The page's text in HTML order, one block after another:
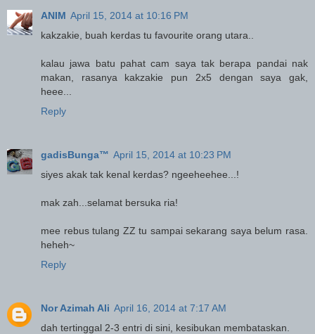
ANIM April 15, 2014 at 10:16 PM
kakzakie, buah kerdas tu favourite orang utara..
kalau jawa batu pahat cam saya tak berapa pandai nak
makan, rasanya kakzakie pun 2x5 dengan saya gak,
heee...
Reply
gadisBunga™ April 15, 2014 at 10:23 PM
siyes akak tak kenal kerdas? ngeeheehee...!
mak zah...selamat bersuka ria!
mee rebus tulang ZZ tu sampai sekarang saya belum rasa.
heheh~
Reply
Nor Azimah Ali April 16, 2014 at 7:17 AM
dah tertinggal 2-3 entri di sini, kesibukan membataskan.